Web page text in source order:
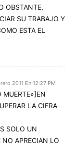
OBSTANTE,
SU TRABAJO Y
ESTA EL
2011 En 12:27 PM
LA CIFRA
SOLO UN
NO APRECIAN LO